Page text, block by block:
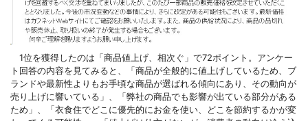
1位を獲得したのは「商品値上げ、相次ぐ」で72ポイント。アンケー
ト回答の内容を見てみると、「商品が全般的に値上げしているため、ブ
ランドや最新性よりもお手頃な商品が選ばれる傾向にあり、その動向が
売り上げに響いている」、「弊社の商品でも影響が出ている部分がある
ため」、「衣食住でどこに優先的にお金を使い、どこを節約するかが変